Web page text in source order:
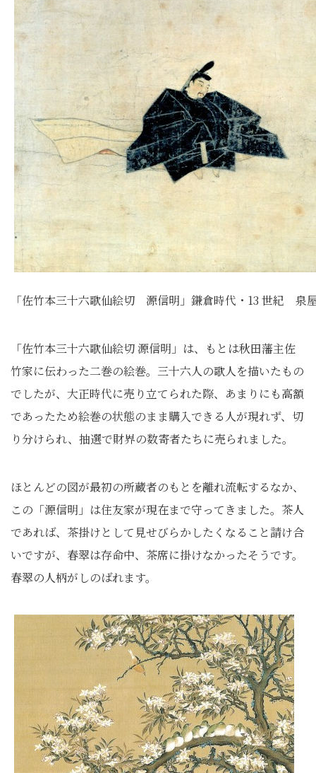
「佐竹本三十六歌仙絵切 源信明」鎌倉時代・13 世紀 泉
「佐竹本三十六歌仙絵切 源信明」は、もとは秋田藩主佐
竹家に伝わった二巻の絵巻。三十六人の歌人を描いたもの
でしたが、大正時代に売り立てられた際、あまりにも高額
であったため絵巻の状態のまま購入できる人が現れず、切
り分けられ、抽選で財界の数寄者たちに売られました。
ほとんどの図が最初の所蔵者のもとを離れ流転するなか、
この「源信明」は住友家が現在まで守ってきました。茶人
であれば、茶掛けとして見せびらかしたくなること請け合
いですが、春翠は存命中、茶席に掛けなかったそうです。
春翠の人柄がしのばれます。